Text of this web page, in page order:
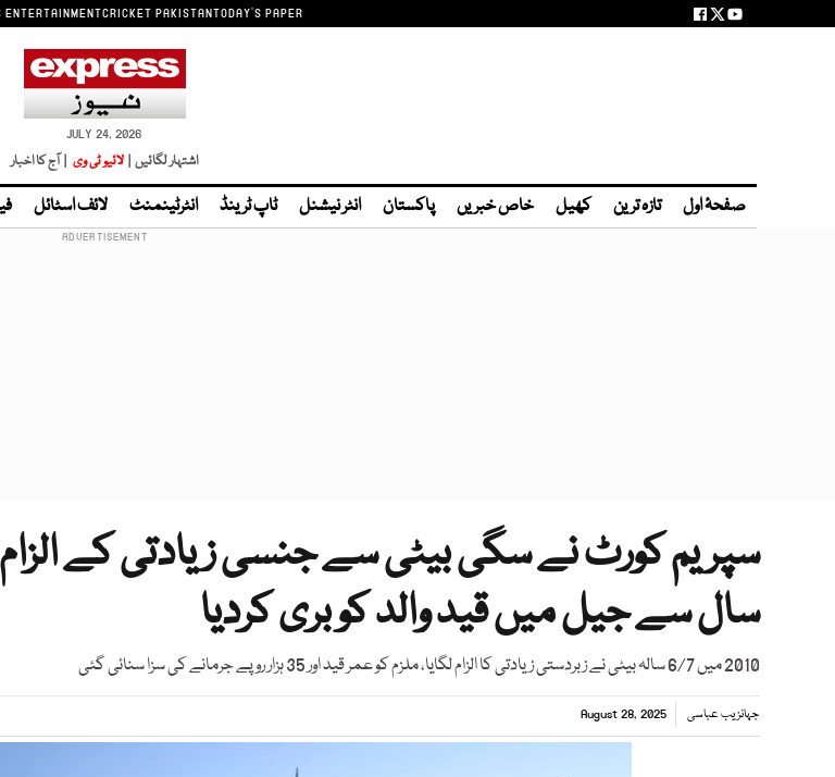
ENTERTAINMENTCRICKET PAKISTANTODAY'S PAPER
JULY 24, 2026
اشتہار لگائیں | لائیو ٹی وی | آج کا اخبار
صفحۂ اول تازہ ترین کھیل خاص خبریں پاکستان انٹر نیشنل ٹاپ ٹرینڈ انٹرٹینمنٹ لائف اسٹائل
سال سے جیل میں قید والد کو بری کردیا
2010 میں 6/7 سالہ بیٹی نے زبردستی زیادتی کا الزام لگایا، ملزم کو عمر قید اور 35 ہزار روپے جرمانے کی سزا سنائی گئی
جہانزیب عباسی August 28, 2025